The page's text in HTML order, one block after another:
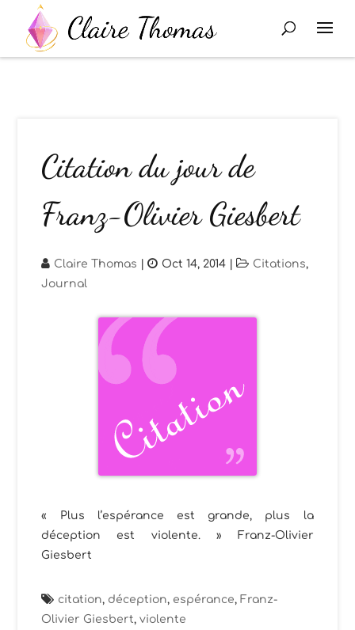
Citation du jour de
Franz-Olivier Giesbert
Claire Thomas | Oct 14, 2014 | Citations,
Journal
« Plus l’espérance est grande, plus la
déception est violente. » Franz-Olivier
Giesbert
citation, déception, espérance, Franz-
Olivier Giesbert,violente